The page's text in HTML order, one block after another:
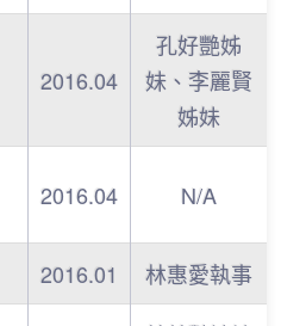
2016.04
孔好艷姊
妹、李麗賢
姊妹
2016.04 N/A
2016.01
林惠愛執事